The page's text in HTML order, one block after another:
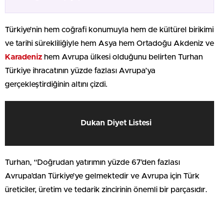
Türkiye’nin hem coğrafi konumuyla hem de kültürel birikimi
ve tarihi sürekliliğiyle hem Asya hem Ortadoğu Akdeniz ve
Karadeniz hem Avrupa ülkesi olduğunu belirten Turhan
Türkiye ihracatının yüzde fazlası Avrupa’ya
gerçekleştirdiğinin altını çizdi.
Dukan Diyet Listesi
Turhan, “Doğrudan yatırımın yüzde 67’den fazlası
Avrupa’dan Türkiye’ye gelmektedir ve Avrupa için Türk
üreticiler, üretim ve tedarik zincirinin önemli bir parçasıdır.